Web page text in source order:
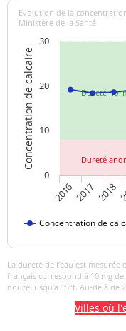
néphélométrique NFU
Dureté
Dureté
Concentration de calcaire
Evolution de la
Ministère de la Santé
Concentration de
20162017 2018
0
10
20
30
La dureté de l’eau est mesurée
français correspond à 10 mg
douce jusqu’à 15°f. Au-delà de
Villes où